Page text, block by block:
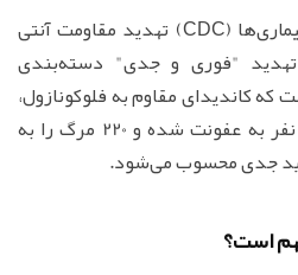
مرکز کنترل و پیشگیری از بیماری‌ها (CDC) تهدید مقاومت آنتی
"فوری و جدی" دسته‌بندی
که کاندیدای مقاوم به فلوکونازول،
که سالانه باعث ابتلای 3.400 نفر به عفونت شده و 220 مرگ را به
جدی محسوب می‌شود.
است؟